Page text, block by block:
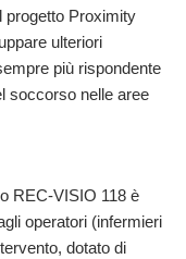
progetto Proximity
ulteriori
più rispondente
soccorso nelle aree
REC-VISIO 118 è
operatori (infermieri
dotato di